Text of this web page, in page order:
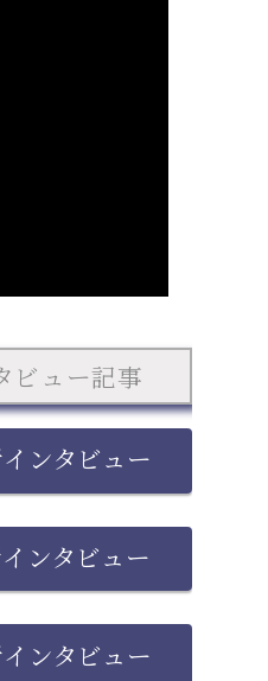
ビュー記事
ンタビュー
ンタビュー
ンタビュー